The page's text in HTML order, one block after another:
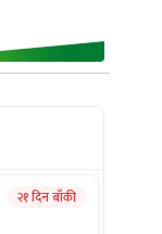
२१ दिन बाँकी